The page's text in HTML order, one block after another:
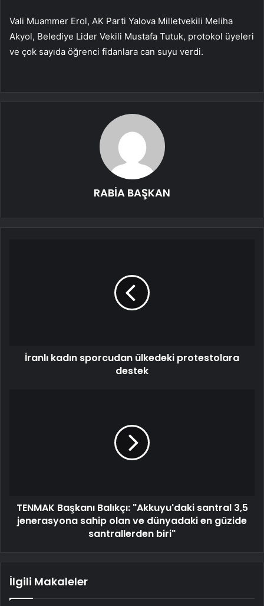
Vali Muammer Erol, AK Parti Yalova Milletvekili Meliha
Akyol, Belediye Lider Vekili Mustafa Tutuk, protokol üyeleri
ve çok sayıda öğrenci fidanlara can suyu verdi.
RABİA BAŞKAN
İranlı kadın sporcudan ülkedeki protestolara
destek
TENMAK Başkanı Balıkçı: "Akkuyu'daki santral 3,5
jenerasyona sahip olan ve dünyadaki en güzide
santrallerden biri"
İlgili Makaleler